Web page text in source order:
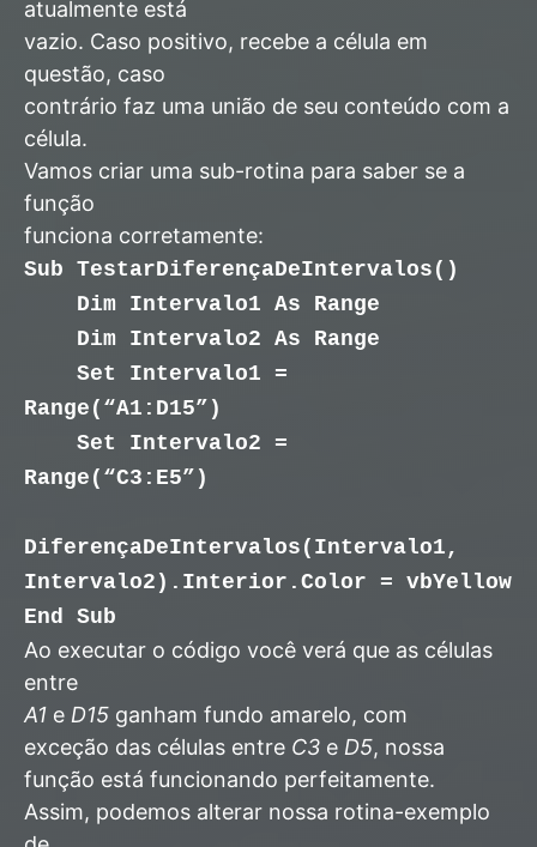
atualmente está
vazio. Caso positivo, recebe a célula em
questão, caso
contrário faz uma união de seu conteúdo com a
célula.
Vamos criar uma sub-rotina para saber se a
função
funciona corretamente:
Sub TestarDiferençaDeIntervalos()
Dim Intervalo1 As Range
Dim Intervalo2 As Range
Set Intervalo1 =
Range(“A1:D15”)
Set Intervalo2 =
Range(“C3:E5”)
DiferençaDeIntervalos(Intervalo1,
Intervalo2).Interior.Color = vbYellow
End Sub
Ao executar o código você verá que as células
entre
A1 e D15 ganham fundo amarelo, com
exceção das células entre C3 e D5, nossa
função está funcionando perfeitamente.
Assim, podemos alterar nossa rotina-exemplo